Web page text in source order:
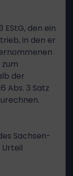
EStG, den ein
in den er
der
Abs. 3 Satz
Sachsen-
Urteil